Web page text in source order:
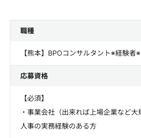
職種
【熊本】BPOコンサルタント※経験者※
応募資格
【必須】
・事業会社（出来れば上場企業など
人事の実務経験のある方